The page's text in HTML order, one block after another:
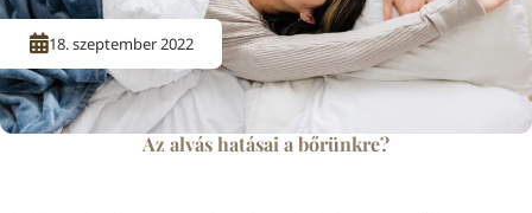
18. szeptember 2022
Az alvás hatásai a bőrünkre?